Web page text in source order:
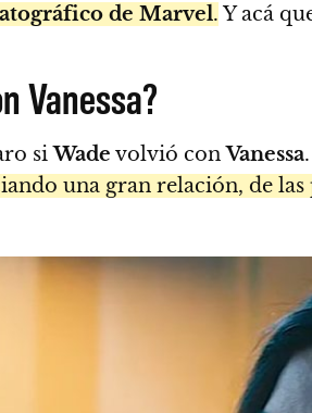
de Marvel. Y acá
Vanessa?
siWade volvió conVanessa
una gran relación, de las